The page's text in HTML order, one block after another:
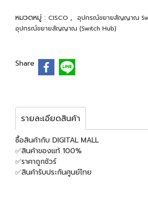
หมวดหมู่ : CISCO , อุปกรณ์ขยายสัญญาณ
อุปกรณ์ขยายสัญญาณ (Switch Hub)
Share
รายละเอียดสินค้า
ซื้อสินค้ากับ DIGITAL MALL
✅สินค้าของแท้ 100%
✅ราคาถูกชัวร์
✅สินค้ารับประกันศูนย์ไทย